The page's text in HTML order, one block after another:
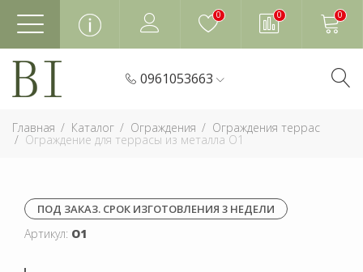
0 0 0
0961053663
Главная Каталог Ограждения Ограждения террас
Ограждение для террасы из металла О1
ПОД ЗАКАЗ. СРОК ИЗГОТОВЛЕНИЯ 3 НЕДЕЛИ
Артикул: О1